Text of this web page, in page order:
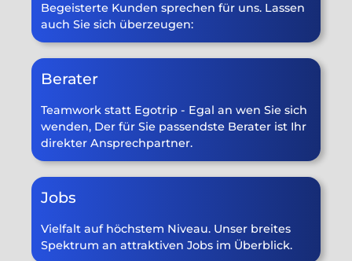
Begeisterte Kunden sprechen für uns. Lassen
auch Sie sich überzeugen:
Berater
Teamwork statt Egotrip - Egal an wen Sie sich
wenden, Der für Sie passendste Berater ist Ihr
direkter Ansprechpartner.
Jobs
Vielfalt auf höchstem Niveau. Unser breites
Spektrum an attraktiven Jobs im Überblick.